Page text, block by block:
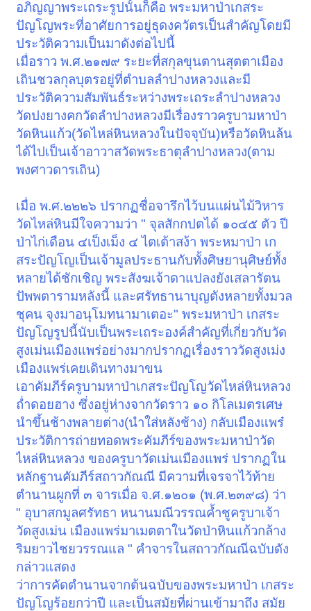
อภิญญาพระเถระรูปนั้นก็คือ พระมหาป่าเกสระ
ปัญโญพระที่อาศัยการอยู่ธุดงควัตรเป็นสำคัญโดยมี
ประวัติความเป็นมาดังต่อไปนี้
เมื่อราว พ.ศ.๒๑๗๙ ระยะที่สกุลขุนตานสุตตาเมือง
เถินชวลกุลบุตรอยู่ที่ตำบลลำปางหลวงและมี
ประวัติความสัมพันธ์ระหว่างพระเถระลำปางหลวง
วัดปงยางคกวัดลำปางหลวงมีเรื่องราวครูบามหาป่า
วัดหินแก้ว(วัดไหล่หินหลวงในปัจจุบัน)หรือวัดหินล้น
ได้ไปเป็นเจ้าอาวาสวัดพระธาตุลำปางหลวง(ตาม
พงศาวดารเถิน)
เมื่อ พ.ศ.๒๒๒๖ ปรากฏชื่อจารึกไว้บนแผ่นไม้วิหาร
วัดไหล่หินมีใจความว่า " จุลสักกปตได้ ๑๐๔๕ ตัว ปี
ป่าไก่เดือน ๔เป็งเม็ง ๔ ไตเต้าสง้า พระหมาป่า เก
สระปัญโญเป็นเจ้ามูลประธานกับทั้งศิษยานุศิษย์ทั้ง
หลายได้ชักเชิญ พระสังฆเจ้าดาแปลงยังเสลารัตน
ปัพพตารามหลังนี้ และศรัทธานาบุญตังหลายทั้งมวล
ชุคน จุงมาอนุโมทนามาเตอะ" พระมหาป่า เกสระ
ปัญโญรูปนี้นับเป็นพระเถระองค์สำคัญที่เกี่ยวกับวัด
สูงเม่นเมืองแพร่อย่างมากปรากฏเรื่องราววัดสูงเม่ง
เมืองแพร่เคยเดินทางมาขน
เอาคัมภีร์ครูบามหาป่าเกสระปัญโญวัดไหล่หินหลวง
ถ่ำดอยฮาง ซึ่งอยู่ห่างจากวัดราว ๑๐ กิโลเมตรเศษ
นำขึ้นช้างพลายต่าง(นำใส่หลังช้าง) กลับเมืองแพร๋
ประวัติการถ่ายทอดพระคัมภีร์ของพระมหาป่าวัด
ไหล่หินหลวง ของครูบาวัดเม่นเมืองแพร่ ปรากฏใน
หลักฐานคัมภีร์สถาวกัณณี มีความที่เจรจาไว้ท้าย
ตำนานผูกที่ ๓ จารเมื่อ จ.ศ.๑๒๐๑ (พ.ศ.๒๓๙๘) ว่า
" อุบาสกมูลศรัทธา หนานมณีวรรณค้ำชูครูบาเจ้า
วัดสูงเม่น เมืองแพร่มาเมตตาในวัดป่าหินแก้วกล้าง
ริมยาวไชยวรรณแล " คำจารในสถาวกัณณีฉบับดัง
กล่าวแสดง
ว่าการคัดตำนานจากต้นฉบับของพระมหาป่า เกสระ
ปัญโญร้อยกว่าปี และเป็นสมัยที่ผ่านเข้ามาถึง สมัย